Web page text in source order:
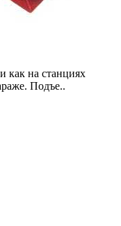
как на станциях
Подъе..